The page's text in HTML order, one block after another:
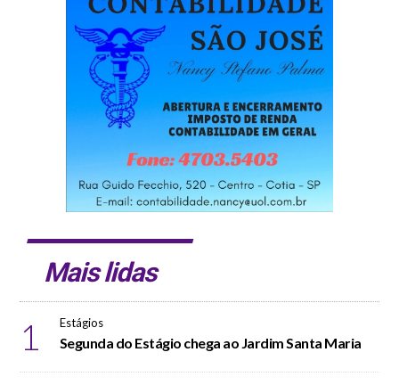
Mais lidas
1 Estágios
Segunda do Estágio chega ao Jardim Santa Maria